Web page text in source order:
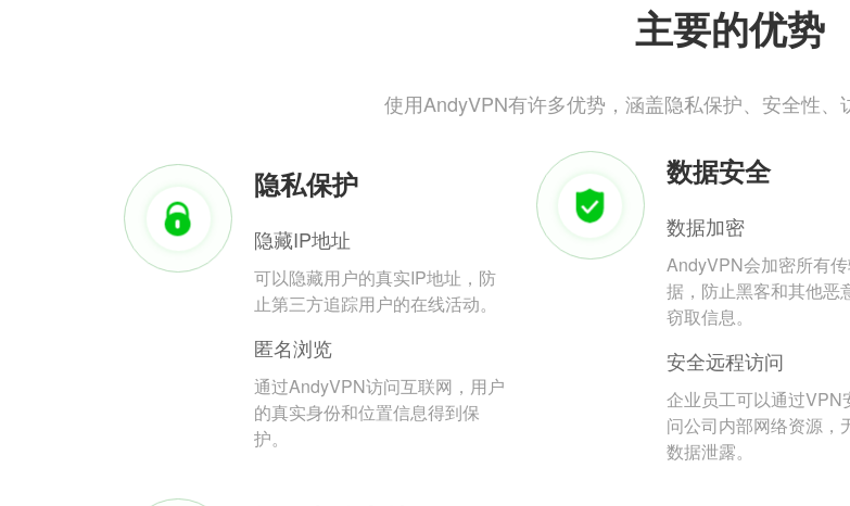
主要的优势
使用AndyVPN有许多优势，涵盖隐私保护、安全性
隐私保护
隐藏IP地址
可以隐藏用户的真实IP地址，防
止第三方追踪用户的在线活动。
匿名浏览
通过AndyVPN访问互联网，用户
的真实身份和位置信息得到保
护。
数据安全
数据加密
AndyVPN会加密所有
据，防止黑客和其他恶
窃取信息。
安全远程访问
企业员工可以通过VPN
问公司内部网络资源，
数据泄露。